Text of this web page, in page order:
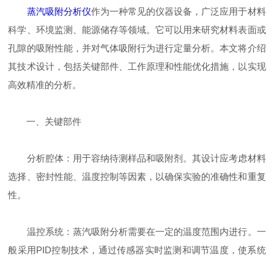
蒸汽吸附分析仪作为一种常见的仪器设备，广泛应用于材料
科学、环境监测、能源储存等领域。它可以用来研究材料表面或
孔隙的吸附性能，并对气体吸附行为进行定量分析。本文将介绍
其技术设计，包括关键部件、工作原理和性能优化措施，以实现
高效精准的分析。
一、关键部件
分析腔体：用于容纳待测样品和吸附剂。其设计应考虑材料
选择、密封性能、温度控制等因素，以确保实验的准确性和重复
性。
温控系统：蒸汽吸附分析需要在一定的温度范围内进行。一
般采用PID控制技术，通过传感器实时监测和调节温度，使系统